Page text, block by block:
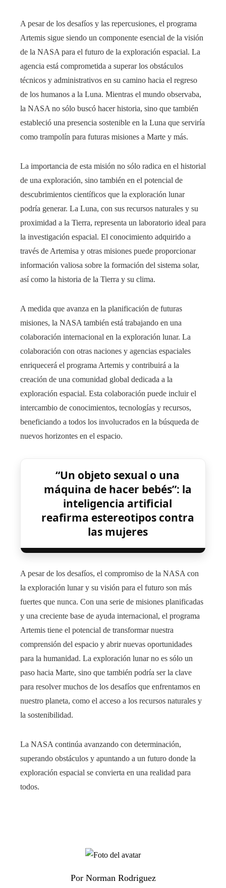
A pesar de los desafíos y las repercusiones, el programa
Artemis sigue siendo un componente esencial de la visión
de la NASA para el futuro de la exploración espacial. La
agencia está comprometida a superar los obstáculos
técnicos y administrativos en su camino hacia el regreso
de los humanos a la Luna. Mientras el mundo observaba,
la NASA no sólo buscó hacer historia, sino que también
estableció una presencia sostenible en la Luna que serviría
como trampolín para futuras misiones a Marte y más.
La importancia de esta misión no sólo radica en el historial
de una exploración, sino también en el potencial de
descubrimientos científicos que la exploración lunar
podría generar. La Luna, con sus recursos naturales y su
proximidad a la Tierra, representa un laboratorio ideal para
la investigación espacial. El conocimiento adquirido a
través de Artemisa y otras misiones puede proporcionar
información valiosa sobre la formación del sistema solar,
así como la historia de la Tierra y su clima.
A medida que avanza en la planificación de futuras
misiones, la NASA también está trabajando en una
colaboración internacional en la exploración lunar. La
colaboración con otras naciones y agencias espaciales
enriquecerá el programa Artemis y contribuirá a la
creación de una comunidad global dedicada a la
exploración espacial. Esta colaboración puede incluir el
intercambio de conocimientos, tecnologías y recursos,
beneficiando a todos los involucrados en la búsqueda de
nuevos horizontes en el espacio.
“Un objeto sexual o una
máquina de hacer bebés”: la
inteligencia artificial
reafirma estereotipos contra
las mujeres
A pesar de los desafíos, el compromiso de la NASA con
la exploración lunar y su visión para el futuro son más
fuertes que nunca. Con una serie de misiones planificadas
y una creciente base de ayuda internacional, el programa
Artemis tiene el potencial de transformar nuestra
comprensión del espacio y abrir nuevas oportunidades
para la humanidad. La exploración lunar no es sólo un
paso hacia Marte, sino que también podría ser la clave
para resolver muchos de los desafíos que enfrentamos en
nuestro planeta, como el acceso a los recursos naturales y
la sostenibilidad.
La NASA continúa avanzando con determinación,
superando obstáculos y apuntando a un futuro donde la
exploración espacial se convierta en una realidad para
todos.
Por Norman Rodriguez